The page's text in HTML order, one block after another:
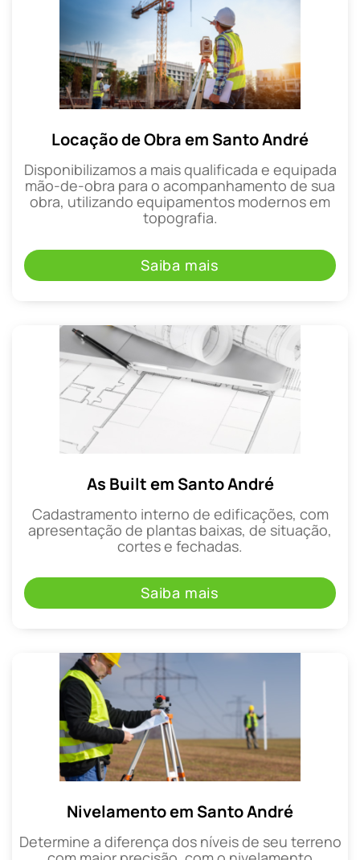
Locação de Obra em Santo André
Disponibilizamos a mais qualificada e equipada
mão-de-obra para o acompanhamento de sua
obra, utilizando equipamentos modernos em
topografia.
Saiba mais
As Built em Santo André
Cadastramento interno de edificações, com
apresentação de plantas baixas, de situação,
cortes e fechadas.
Saiba mais
Nivelamento em Santo André
Determine a diferença dos níveis de seu terreno